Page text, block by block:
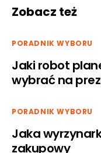
Zobacz też
PORADNIK WYBORU
Jaki robot
wybrać na
PORADNIK WYBORU
Jaka
zakupowy